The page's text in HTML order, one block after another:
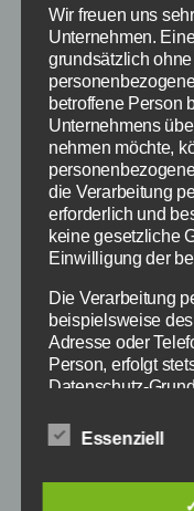
Mit
Moderne -
Auch im März
Playstation und
Wir freuen uns
Unternehmen.
grundsätzlich
betroffene Person
Unternehmens
nehmen möchte,
die Verarbeitung
erforderlich und
keine gesetzliche
Einwilligung der
Die Verarbeitung
beispielsweise
Adresse oder
Person, erfolgt
Datenschutz-
Zweck der von
Essenziell